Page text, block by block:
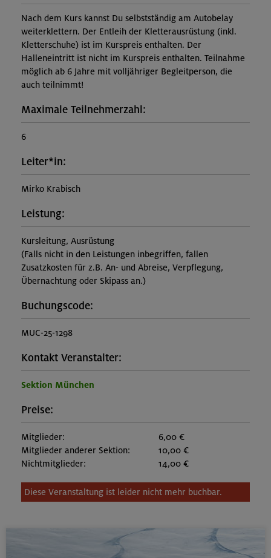
Nach dem Kurs kannst Du selbstständig am Autobelay
weiterklettern. Der Entleih der Kletterausrüstung (inkl.
Kletterschuhe) ist im Kurspreis enthalten. Der
Halleneintritt ist nicht im Kurspreis enthalten. Teilnahme
möglich ab 6 Jahre mit volljähriger Begleitperson, die
auch teilnimmt!
Maximale Teilnehmerzahl:
6
Leiter*in:
Mirko Krabisch
Leistung:
Kursleitung, Ausrüstung
(Falls nicht in den Leistungen inbegriffen, fallen
Zusatzkosten für z.B. An- und Abreise, Verpflegung,
Übernachtung oder Skipass an.)
Buchungscode:
MUC-25-1298
Kontakt Veranstalter:
Sektion München
Preise:
Mitglieder:
6,00 €
Mitglieder anderer Sektion:
10,00 €
Nichtmitglieder:
14,00 €
Diese Veranstaltung ist leider nicht mehr buchbar.